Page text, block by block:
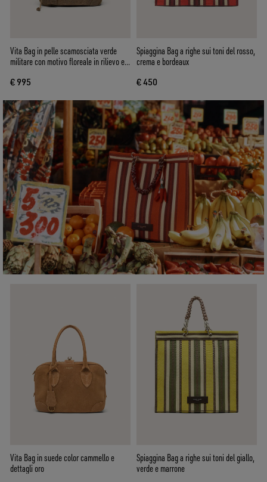
Vita Bag in pelle scamosciata verde
militare con motivo floreale in rilievo e
€ 995
Spiaggina Bag a righe sui toni del rosso,
crema e bordeaux
€ 450
Vita Bag in suede color cammello e
dettagli oro
Spiaggina Bag a righe sui toni del giallo,
verde e marrone